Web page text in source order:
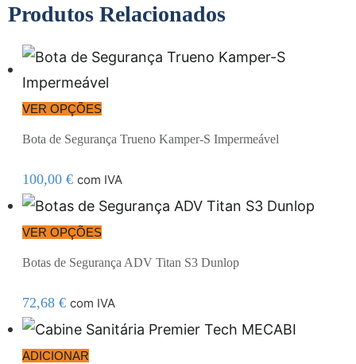
Produtos Relacionados
VER OPÇÕES
Bota de Segurança Trueno Kamper-S Impermeável
100,00 € com IVA
VER OPÇÕES
Botas de Segurança ADV Titan S3 Dunlop
72,68 € com IVA
ADICIONAR